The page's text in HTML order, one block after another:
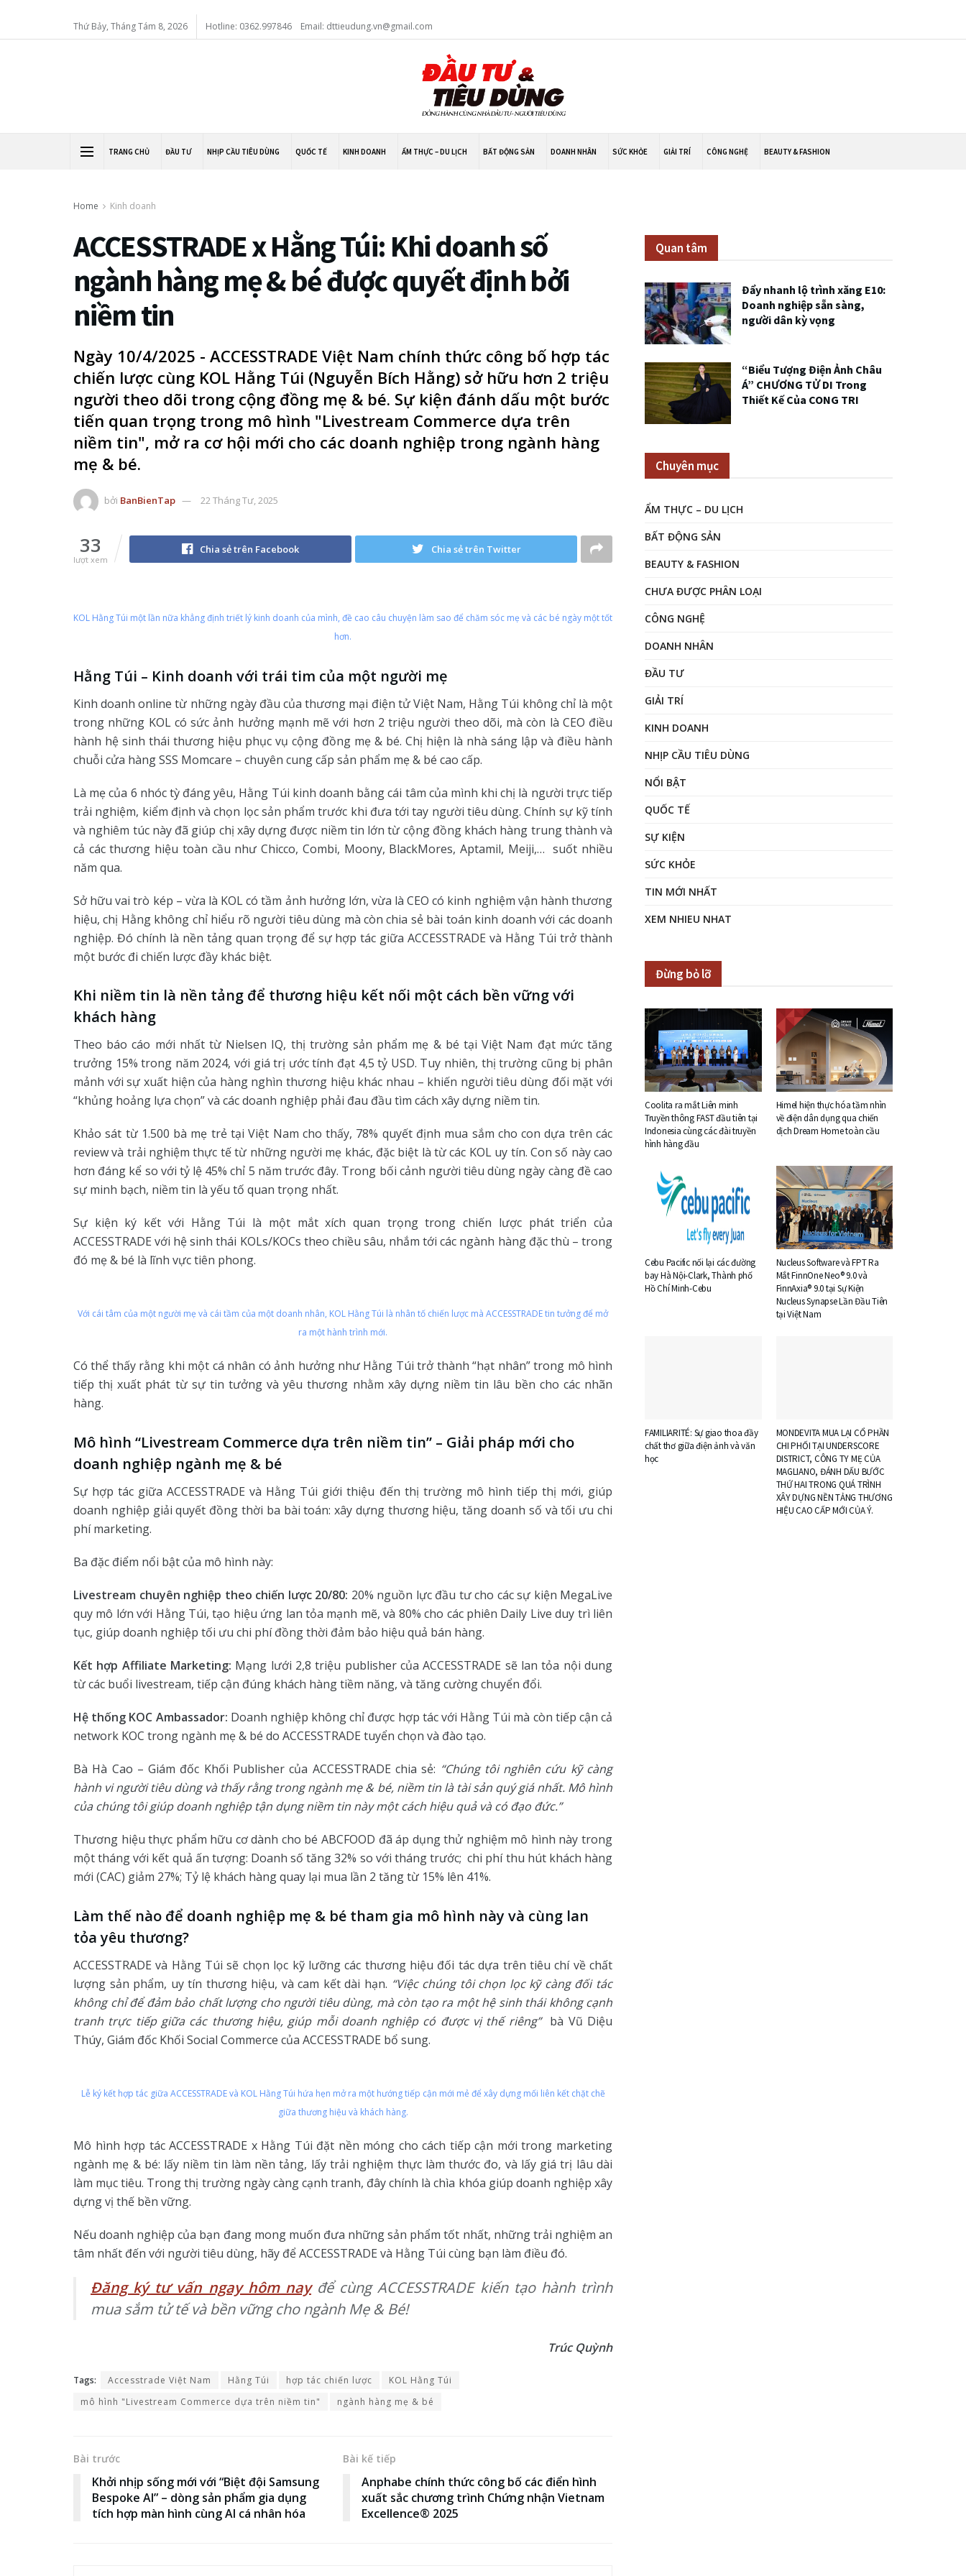
Thứ Bảy, Tháng Tám 8, 2026 Hotline: 0362.997846 Email: dttieudung.vn@gmail.com
TRANG CHỦ ĐẦU TƯ NHỊP CẦU TIÊU DÙNG QUỐC TẾ KINH DOANH ẨM THỰC – DU LỊCH BẤT ĐỘNG SẢN DOANH NHÂN SỨC KHỎE GIẢI TRÍ CÔNG NGHỆ BEAUTY & FASHION
Home Kinh doanh
ACCESSTRADE x Hằng Túi: Khi doanh số
ngành hàng mẹ & bé được quyết định bởi
niềm tin
Ngày 10/4/2025 - ACCESSTRADE Việt Nam chính thức công bố hợp tác
chiến lược cùng KOL Hằng Túi (Nguyễn Bích Hằng) sở hữu hơn 2 triệu
người theo dõi trong cộng đồng mẹ & bé. Sự kiện đánh dấu một bước
tiến quan trọng trong mô hình "Livestream Commerce dựa trên
niềm tin", mở ra cơ hội mới cho các doanh nghiệp trong ngành hàng
mẹ & bé.
bởi BanBienTap 22 Tháng Tư, 2025
33
lượt xem
Chia sẻ trên Facebook Chia sẻ trên Twitter
KOL Hằng Túi một lần nữa khẳng định triết lý kinh doanh của mình, đề cao câu chuyện làm sao để chăm sóc mẹ và các bé ngày một tốt
hơn.
Hằng Túi – Kinh doanh với trái tim của một người mẹ
Kinh doanh online từ những ngày đầu của thương mại điện tử Việt Nam, Hằng Túi không chỉ là một
trong những KOL có sức ảnh hưởng mạnh mẽ với hơn 2 triệu người theo dõi, mà còn là CEO điều
hành hệ sinh thái thương hiệu phục vụ cộng đồng mẹ & bé. Chị hiện là nhà sáng lập và điều hành
chuỗi cửa hàng SSS Momcare – chuyên cung cấp sản phẩm mẹ & bé cao cấp.
Là mẹ của 6 nhóc tỳ đáng yêu, Hằng Túi kinh doanh bằng cái tâm của mình khi chị là người trực tiếp
trải nghiệm, kiểm định và chọn lọc sản phẩm trước khi đưa tới tay người tiêu dùng. Chính sự kỹ tính
và nghiêm túc này đã giúp chị xây dựng được niềm tin lớn từ cộng đồng khách hàng trung thành và
cả các thương hiệu toàn cầu như Chicco, Combi, Moony, BlackMores, Aptamil, Meiji,… suốt nhiều
năm qua.
Sở hữu vai trò kép – vừa là KOL có tầm ảnh hưởng lớn, vừa là CEO có kinh nghiệm vận hành thương
hiệu, chị Hằng không chỉ hiểu rõ người tiêu dùng mà còn chia sẻ bài toán kinh doanh với các doanh
nghiệp. Đó chính là nền tảng quan trọng để sự hợp tác giữa ACCESSTRADE và Hằng Túi trở thành
một bước đi chiến lược đầy khác biệt.
Khi niềm tin là nền tảng để thương hiệu kết nối một cách bền vững với
khách hàng
Theo báo cáo mới nhất từ Nielsen IQ, thị trường sản phẩm mẹ & bé tại Việt Nam đạt mức tăng
trưởng 15% trong năm 2024, với giá trị ước tính đạt 4,5 tỷ USD. Tuy nhiên, thị trường cũng bị phân
mảnh với sự xuất hiện của hàng nghìn thương hiệu khác nhau – khiến người tiêu dùng đối mặt với
“khủng hoảng lựa chọn” và các doanh nghiệp phải đau đầu tìm cách xây dựng niềm tin.
Khảo sát từ 1.500 bà mẹ trẻ tại Việt Nam cho thấy, 78% quyết định mua sắm cho con dựa trên các
review và trải nghiệm thực tế từ những người mẹ khác, đặc biệt là từ các KOL uy tín. Con số này cao
hơn đáng kể so với tỷ lệ 45% chỉ 5 năm trước đây. Trong bối cảnh người tiêu dùng ngày càng đề cao
sự minh bạch, niềm tin là yếu tố quan trọng nhất.
Sự kiện ký kết với Hằng Túi là một mắt xích quan trọng trong chiến lược phát triển của
ACCESSTRADE với hệ sinh thái KOLs/KOCs theo chiều sâu, nhắm tới các ngành hàng đặc thù – trong
đó mẹ & bé là lĩnh vực tiên phong.
Với cái tâm của một người mẹ và cái tầm của một doanh nhân, KOL Hằng Túi là nhân tố chiến lược mà ACCESSTRADE tin tưởng để mở
ra một hành trình mới.
Có thể thấy rằng khi một cá nhân có ảnh hưởng như Hằng Túi trở thành “hạt nhân” trong mô hình
tiếp thị xuất phát từ sự tin tưởng và yêu thương nhằm xây dựng niềm tin lâu bền cho các nhãn
hàng.
Mô hình “Livestream Commerce dựa trên niềm tin” – Giải pháp mới cho
doanh nghiệp ngành mẹ & bé
Sự hợp tác giữa ACCESSTRADE và Hằng Túi giới thiệu đến thị trường mô hình tiếp thị mới, giúp
doanh nghiệp giải quyết đồng thời ba bài toán: xây dựng thương hiệu, tăng doanh số và tối ưu chi
phí marketing.
Ba đặc điểm nổi bật của mô hình này:
Livestream chuyên nghiệp theo chiến lược 20/80: 20% nguồn lực đầu tư cho các sự kiện MegaLive
quy mô lớn với Hằng Túi, tạo hiệu ứng lan tỏa mạnh mẽ, và 80% cho các phiên Daily Live duy trì liên
tục, giúp doanh nghiệp tối ưu chi phí đồng thời đảm bảo hiệu quả bán hàng.
Kết hợp Affiliate Marketing: Mạng lưới 2,8 triệu publisher của ACCESSTRADE sẽ lan tỏa nội dung
từ các buổi livestream, tiếp cận đúng khách hàng tiềm năng, và tăng cường chuyển đổi.
Hệ thống KOC Ambassador: Doanh nghiệp không chỉ được hợp tác với Hằng Túi mà còn tiếp cận cả
network KOC trong ngành mẹ & bé do ACCESSTRADE tuyển chọn và đào tạo.
Bà Hà Cao – Giám đốc Khối Publisher của ACCESSTRADE chia sẻ: “Chúng tôi nghiên cứu kỹ càng
hành vi người tiêu dùng và thấy rằng trong ngành mẹ & bé, niềm tin là tài sản quý giá nhất. Mô hình
của chúng tôi giúp doanh nghiệp tận dụng niềm tin này một cách hiệu quả và có đạo đức.”
Thương hiệu thực phẩm hữu cơ dành cho bé ABCFOOD đã áp dụng thử nghiệm mô hình này trong
một tháng với kết quả ấn tượng: Doanh số tăng 32% so với tháng trước; chi phí thu hút khách hàng
mới (CAC) giảm 27%; Tỷ lệ khách hàng quay lại mua lần 2 tăng từ 15% lên 41%.
Làm thế nào để doanh nghiệp mẹ & bé tham gia mô hình này và cùng lan
tỏa yêu thương?
ACCESSTRADE và Hằng Túi sẽ chọn lọc kỹ lưỡng các thương hiệu đối tác dựa trên tiêu chí về chất
lượng sản phẩm, uy tín thương hiệu, và cam kết dài hạn. “Việc chúng tôi chọn lọc kỹ càng đối tác
không chỉ để đảm bảo chất lượng cho người tiêu dùng, mà còn tạo ra một hệ sinh thái không cạnh
tranh trực tiếp giữa các thương hiệu, giúp mỗi doanh nghiệp có được vị thế riêng”bà Vũ Diệu
Thúy, Giám đốc Khối Social Commerce của ACCESSTRADE bổ sung.
Lễ ký kết hợp tác giữa ACCESSTRADE và KOL Hằng Túi hứa hẹn mở ra một hướng tiếp cận mới mẻ để xây dựng mối liên kết chặt chẽ
giữa thương hiệu và khách hàng.
Mô hình hợp tác ACCESSTRADE x Hằng Túi đặt nền móng cho cách tiếp cận mới trong marketing
ngành mẹ & bé: lấy niềm tin làm nền tảng, lấy trải nghiệm thực làm thước đo, và lấy giá trị lâu dài
làm mục tiêu. Trong thị trường ngày càng cạnh tranh, đây chính là chìa khóa giúp doanh nghiệp xây
dựng vị thế bền vững.
Nếu doanh nghiệp của bạn đang mong muốn đưa những sản phẩm tốt nhất, những trải nghiệm an
tâm nhất đến với người tiêu dùng, hãy để ACCESSTRADE và Hằng Túi cùng bạn làm điều đó.
Đăng ký tư vấn ngay hôm nayđể cùng ACCESSTRADE kiến tạo hành trình
mua sắm tử tế và bền vững cho ngành Mẹ & Bé!
Trúc Quỳnh
Tags: Accesstrade Việt Nam Hằng Túi hợp tác chiến lược
KOL Hằng Túi
mô hình "Livestream Commerce dựa trên niềm tin"
ngành hàng mẹ & bé
Bài trước
Khởi nhịp sống mới với “Biệt đội Samsung
Bespoke AI” – dòng sản phẩm gia dụng
tích hợp màn hình cùng AI cá nhân hóa
Bài kế tiếp
Anphabe chính thức công bố các điển hình
xuất sắc chương trình Chứng nhận Vietnam
Excellence® 2025
Quan tâm
Đẩy nhanh lộ trình xăng E10:
Doanh nghiệp sẵn sàng,
người dân kỳ vọng
“Biểu Tượng Điện Ảnh Châu
Á” CHƯƠNG TỬ DI Trong
Thiết Kế Của CONG TRI
Chuyên mục
ẨM THỰC – DU LỊCH
BẤT ĐỘNG SẢN
BEAUTY & FASHION
CHƯA ĐƯỢC PHÂN LOẠI
CÔNG NGHỆ
DOANH NHÂN
ĐẦU TƯ
GIẢI TRÍ
KINH DOANH
NHỊP CẦU TIÊU DÙNG
NỔI BẬT
QUỐC TẾ
SỰ KIỆN
SỨC KHỎE
TIN MỚI NHẤT
XEM NHIEU NHAT
Đừng bỏ lỡ
Coolita ra mắt Liên minh
Truyền thông FAST đầu tiên tại
Indonesia cùng các đài truyền
hình hàng đầu
Himel hiện thực hóa tầm nhìn
về điện dân dụng qua chiến
dịch Dream Home toàn cầu
Cebu Pacific nối lại các đường
bay Hà Nội-Clark, Thành phố
Hồ Chí Minh-Cebu
Nucleus Software và FPT Ra
Mắt FinnOne Neo® 9.0 và
FinnAxia® 9.0 tại Sự Kiện
Nucleus Synapse Lần Đầu Tiên
tại Việt Nam
FAMILIARITÉ: Sự giao thoa đầy
chất thơ giữa điện ảnh và văn
học
MONDEVITA MUA LẠI CỔ PHẦN
CHI PHỐI TẠI UNDERSCORE
DISTRICT, CÔNG TY MẸ CỦA
MAGLIANO, ĐÁNH DẤU BƯỚC
THỨ HAI TRONG QUÁ TRÌNH
XÂY DỰNG NỀN TẢNG THƯƠNG
HIỆU CAO CẤP MỚI CỦA Ý.